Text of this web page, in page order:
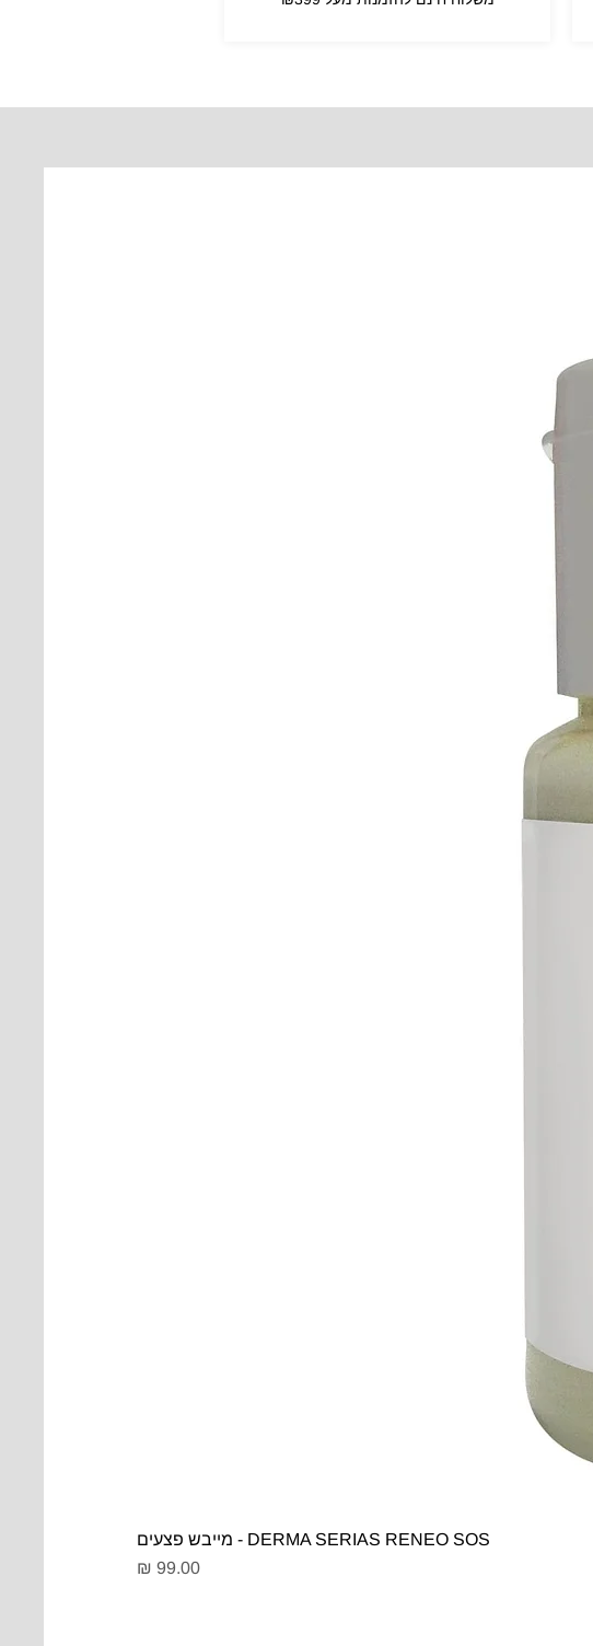
DERMA SERIAS RENEO SOS - מייבש פצעים
מחיר